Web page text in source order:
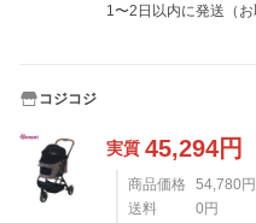
1〜2日以内に発送（
コジコジ
実質 45,294円
商品価格 54,780 円
送料
0 円